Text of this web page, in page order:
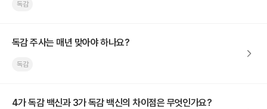
독감
독감 주사는 매년 맞아야 하나요?
독감
4가 독감 백신과 3가 독감 백신의 차이점은 무엇인가요?